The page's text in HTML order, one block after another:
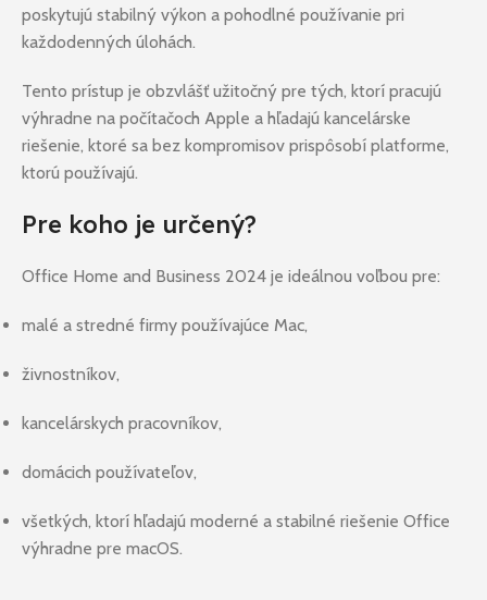
poskytujú stabilný výkon a pohodlné používanie pri
každodenných úlohách.
Tento prístup je obzvlášť užitočný pre tých, ktorí pracujú
výhradne na počítačoch Apple a hľadajú kancelárske
riešenie, ktoré sa bez kompromisov prispôsobí platforme,
ktorú používajú.
Pre koho je určený?
Office Home and Business 2024 je ideálnou voľbou pre:
malé a stredné firmy používajúce Mac,
živnostníkov,
kancelárskych pracovníkov,
domácich používateľov,
všetkých, ktorí hľadajú moderné a stabilné riešenie Office
výhradne pre macOS.